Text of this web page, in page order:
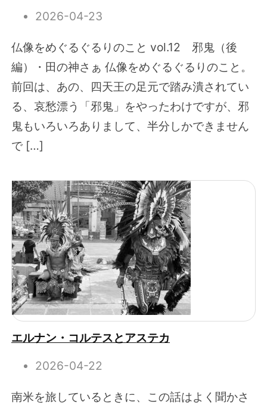
2026-04-23
仏像をめぐるぐるりのこと vol.12 邪鬼（後
編）・田の神さぁ 仏像をめぐるぐるりのこと。
前回は、あの、四天王の足元で踏み潰されてい
る、哀愁漂う「邪鬼」をやったわけですが、邪
鬼もいろいろありまして、半分しかできません
で […]
エルナン・コルテスとアステカ
2026-04-22
南米を旅しているときに、この話はよく聞かさ